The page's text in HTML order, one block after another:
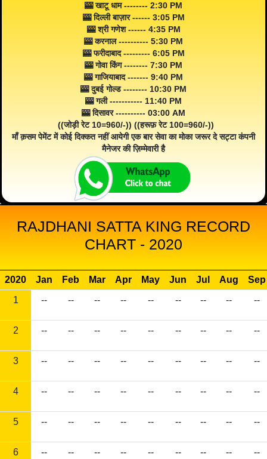
🎰 खाटू धाम -------- 2:30 PM
🎰 दिल्ली बाज़ार ------ 3:05 PM
🎰 श्री गणेश ------ 4:35 PM
🎰 करनाल ---------- 5:30 PM
🎰 फरीदाबाद --------- 6:05 PM
🎰 गोवा किंग -------- 7:30 PM
🎰 गाजियाबाद ------- 9:40 PM
🎰 दुबई गोल्ड -------- 10:30 PM
🎰 गली ----------- 11:40 PM
🎰 दिसावर ---------- 03:00 AM
((जोड़ी रेट 10=960/-)) ((हरूफ़ रेट 100=960/-))
माँ क़सम पेमेंट में कोई दिक्कत नहीं आयेगी एक बार सेवा का मोका जरूर दे सट्टा कंपनी
मैनेजर की ज़िम्मेवारी है
RAJDHANI SATTA KING RECORD
CHART - 2020
2020 Jan Feb Mar Apr May Jun Jul Aug
Sep
1
-- -- -- -- -- -- -- -- --
2 -- -- -- -- -- -- -- -- --
3 -- -- -- -- -- -- -- -- --
4 -- -- -- -- -- -- -- -- --
5 -- -- -- -- -- -- -- -- --
6 -- -- -- -- -- -- -- -- --